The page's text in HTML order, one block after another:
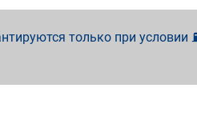
только при